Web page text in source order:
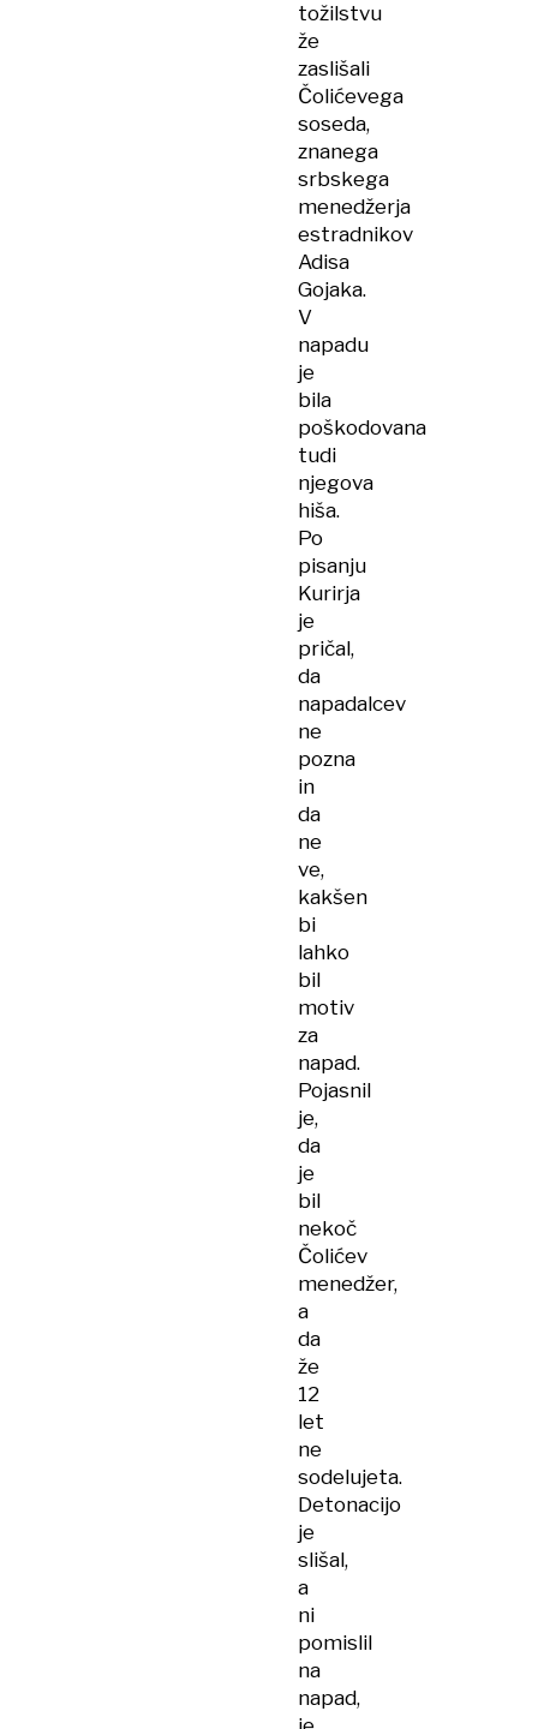
tožilstvu
že
zaslišali
Čolićevega
soseda,
znanega
srbskega
menedžerja
estradnikov
Adisa
Gojaka.
V
napadu
je
bila
poškodovana
tudi
njegova
hiša.
Po
pisanju
Kurirja
je
pričal,
da
napadalcev
ne
pozna
in
da
ne
ve,
kakšen
bi
lahko
bil
motiv
za
napad.
Pojasnil
je,
da
je
bil
nekoč
Čolićev
menedžer,
a
da
že
12
let
ne
sodelujeta.
Detonacijo
je
slišal,
a
ni
pomislil
na
napad,